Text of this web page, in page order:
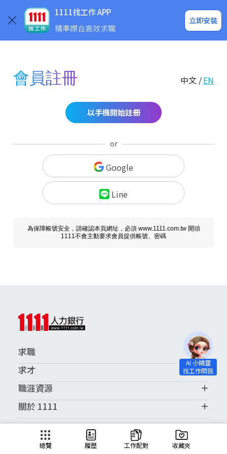
1111找工作 APP
精準媒合高效求職
立即安裝
企業求才
會員註冊 中文 /EN
以手機開始註冊
or
Google
Line
為保障帳號安全，請確認本頁網址，必須 www.1111.com.tw 開頭
1111不會主動要求會員提供帳號、密碼
求職
求才
職涯資源
關於 1111
求職服務中心
總覽 履歷 工作配對 收藏夾